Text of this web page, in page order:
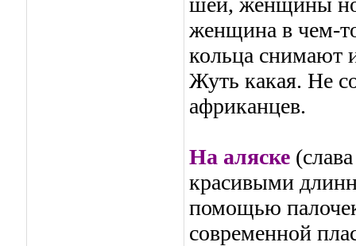
женщина в чем-
кольца снимают
Жуть какая. Не
африканцев.
На аляске
красивыми
помощью
современной